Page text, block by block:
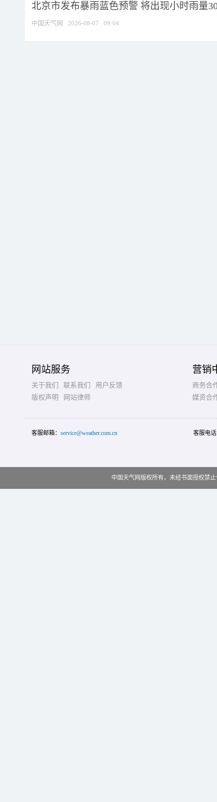
北京市发布暴雨蓝色预警 将出现小时雨量
中国天气网 2026-08-07 09:04
网站服务
关于我们 联系我们
用户反馈
版权声明
网站律师
营销
商务合
媒资合
客服邮箱： service@weather.com.cn 客服电
中国天气网版权所有，未经书面授权